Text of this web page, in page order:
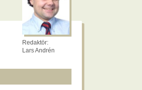
Redaktör:
Lars Andrén